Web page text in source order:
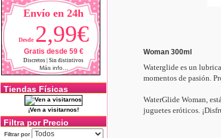
Envío en 24h
Desde 2,99€
Gratis desde 59 €
Discretos | Sin distintivos
Más info...
Tiendas Físicas
¡Ven a visitarnos!
Filtra por Precio
Filtrar por
Woman 300ml
Waterglide es un
momentos de pasión.
WaterGlide Woman,
juguetes eróticos.